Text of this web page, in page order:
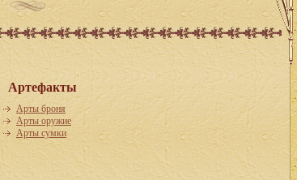
Артефакты
Арты броня
Арты оружие
Арты сумки